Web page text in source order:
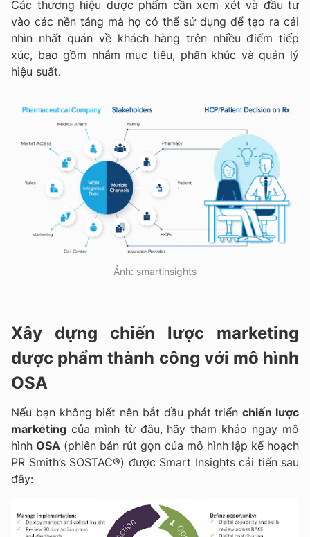
Các thương hiệu dược phẩm cần xem xét và đầu tư
vào các nền tảng mà họ có thể sử dụng để tạo ra cái
nhìn nhất quán về khách hàng trên nhiều điểm tiếp
xúc, bao gồm nhắm mục tiêu, phân khúc và quản lý
hiệu suất.
Ảnh: smartinsights
Xây dựng chiến lược marketing
dược phẩm thành công với mô hình
OSA
Nếu bạn không biết nên bắt đầu phát triểnchiến lược
marketing của mình từ đâu, hãy tham khảo ngay mô
hìnhOSA (phiên bản rút gọn của mô hình lập kế hoạch
PR Smith’s SOSTAC®) được Smart Insights cải tiến sau
đây: